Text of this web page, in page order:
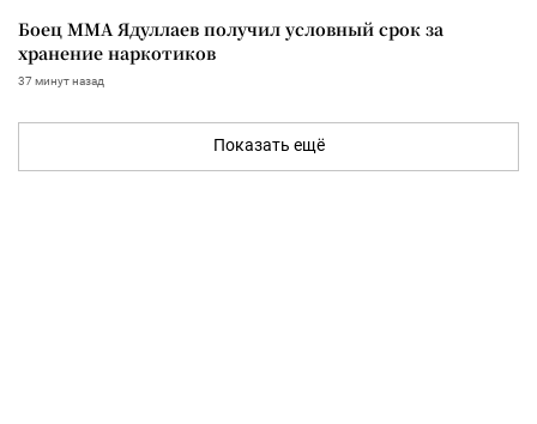
Боец ММА Ядуллаев получил условный срок за
хранение наркотиков
37 минут назад
Показать ещё